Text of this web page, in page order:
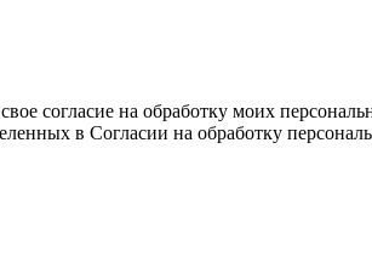
согласие на обработку моих
в Согласии на обработку